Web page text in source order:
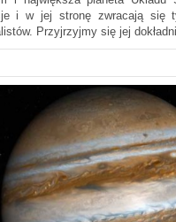
i w jej stronę zwracają się
Przyjrzyjmy się jej